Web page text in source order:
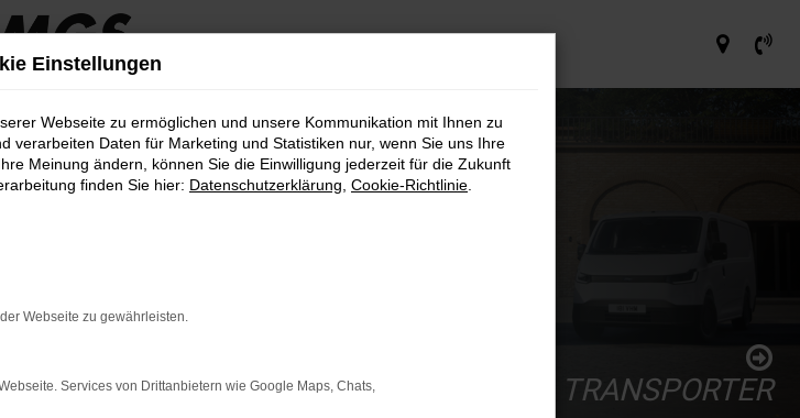
TRANSPORTER
Einstellungen
Webseite zu ermöglichen und unsere Kommunikation mit Ihnen zu
verarbeiten Daten für Marketing und Statistiken nur, wenn Sie uns Ihre
Meinung ändern, können Sie die Einwilligung jederzeit für die Zukunft
finden Sie hier: Datenschutzerklärung Cookie-Richtlinie
Webseite zu gewährleisten.
Services von Drittanbietern wie Google Maps, Chats,